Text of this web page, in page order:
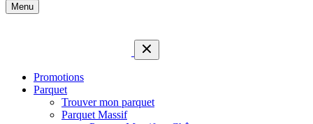
Menu
Promotions
Parquet
Trouver mon parquet
Parquet Massif